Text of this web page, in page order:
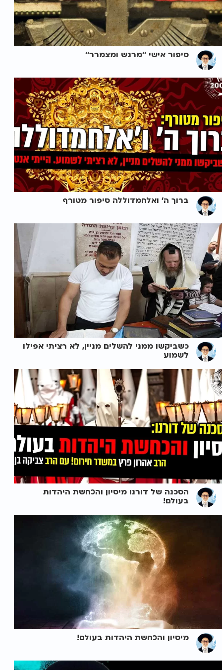
סיפור אישי ''מרגש ומצמרר''
ברוך ה' ואלחמדוללה סיפור מטורף
כשביקשו ממני להשלים מניין, לא רציתי אפילו
לשמוע
הסכנה של דורנו מיסיון והכחשת היהדות
בעולם!
מיסיון והכחשת היהדות בעולם!